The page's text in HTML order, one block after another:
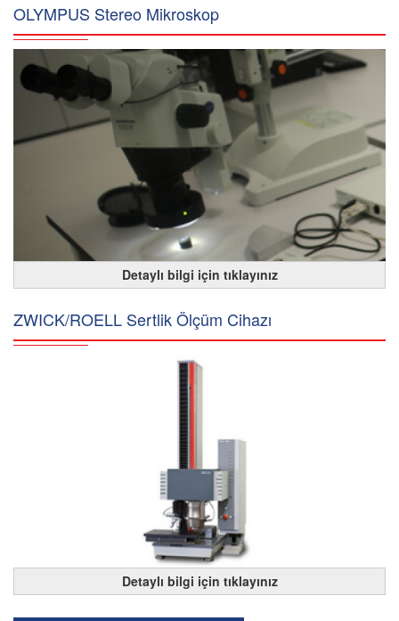
OLYMPUS Stereo Mikroskop
Detaylı bilgi için tıklayınız
ZWICK/ROELL Sertlik Ölçüm Cihazı
Detaylı bilgi için tıklayınız